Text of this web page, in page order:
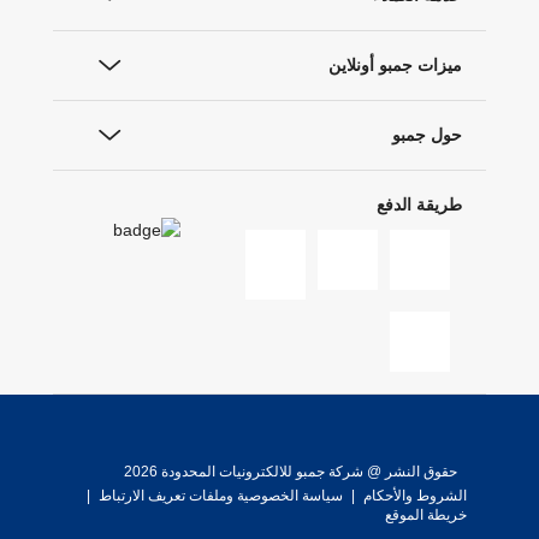
ميزات جمبو أونلاين
حول جمبو
طريقة الدفع
حقوق النشر @ شركة جمبو للالكترونيات المحدودة 2026
الشروط والأحكام
سياسة الخصوصية وملفات تعريف الارتباط
خريطة الموقع